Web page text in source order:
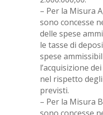
– Per la Misura
sono concesse
delle spese
le tasse di
spese
l’acquisizione
nel rispetto
previsti.
– Per la Misura